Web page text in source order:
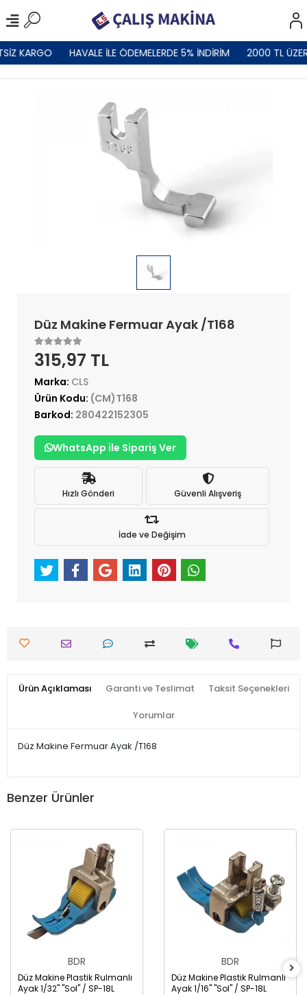
KARGO HAVALE İLE ÖDEMELERDE 5% İNDİRİM 2000 TL
Düz Makine Fermuar Ayak /T168
315,97 TL
Marka: CLS
Ürün Kodu: (CM)T168
Barkod: 280422152305
WhatsApp ile Sipariş Ver
Hızlı Gönderi Güvenli Alışveriş
İade ve Değişim
Ürün Açıklaması Garanti ve Teslimat Taksit Seçenekleri
Yorumlar
Düz Makine Fermuar Ayak /T168
Benzer Ürünler
BDR
Düz Makine Plastik Rulmanlı
Ayak 1/32" "Sol" / SP-18L
BDR
Düz Makine Plastik Rulmanlı
Ayak 1/16" "Sol" / SP-18L